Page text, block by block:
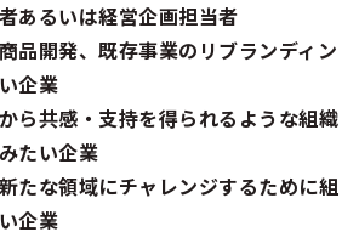
あるいは経営企画担当者
品開発、既存事業のリブランディン
企業
ら共感・支持を得られるような組織
たい企業
たな領域にチャレンジするために組
企業